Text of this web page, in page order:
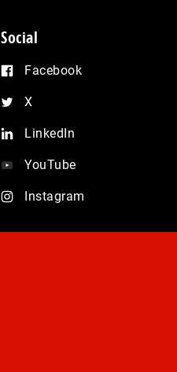
Social
Facebook
X
LinkedIn
YouTube
Instagram